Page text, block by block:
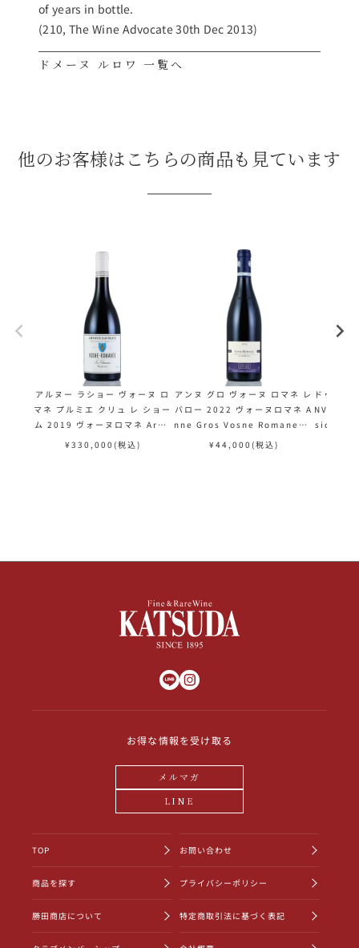
of years in bottle.
(210, The Wine Advocate 30th Dec 2013)
ドメーヌ ルロワ 一覧へ
他のお客様はこちらの商品も見ています
アルヌー ラショー ヴォーヌ ロ
マネ プルミエ クリュ レ ショー
ム 2019 ヴォーヌロマネ Arno
ux Lachaux Vosne Romane
¥ 330,000 (税込)
アンヌ グロ ヴォーヌ ロマネ レ
バロー 2022 ヴォーヌロマネ A
nne Gros Vosne Romanee L
es Barreaux フランス ブルゴ
¥ 44,000 (税込)
ドゥーツ
NV ドゥ
sic フラ
お得な情報を受け取る
メルマガ
LINE
TOP
商品を探す
勝田商店について
お問い合わせ
プライバシーポリシー
特定商取引法に基づく表記